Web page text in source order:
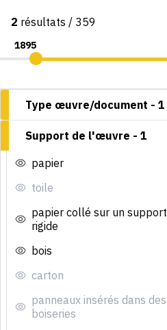
2 résultats / 359
Type œuvre/document - 1
Support de l'œuvre - 1
papier
toile
papier collé sur un support
rigide
bois
carton
panneaux insérés dans des
boiseries